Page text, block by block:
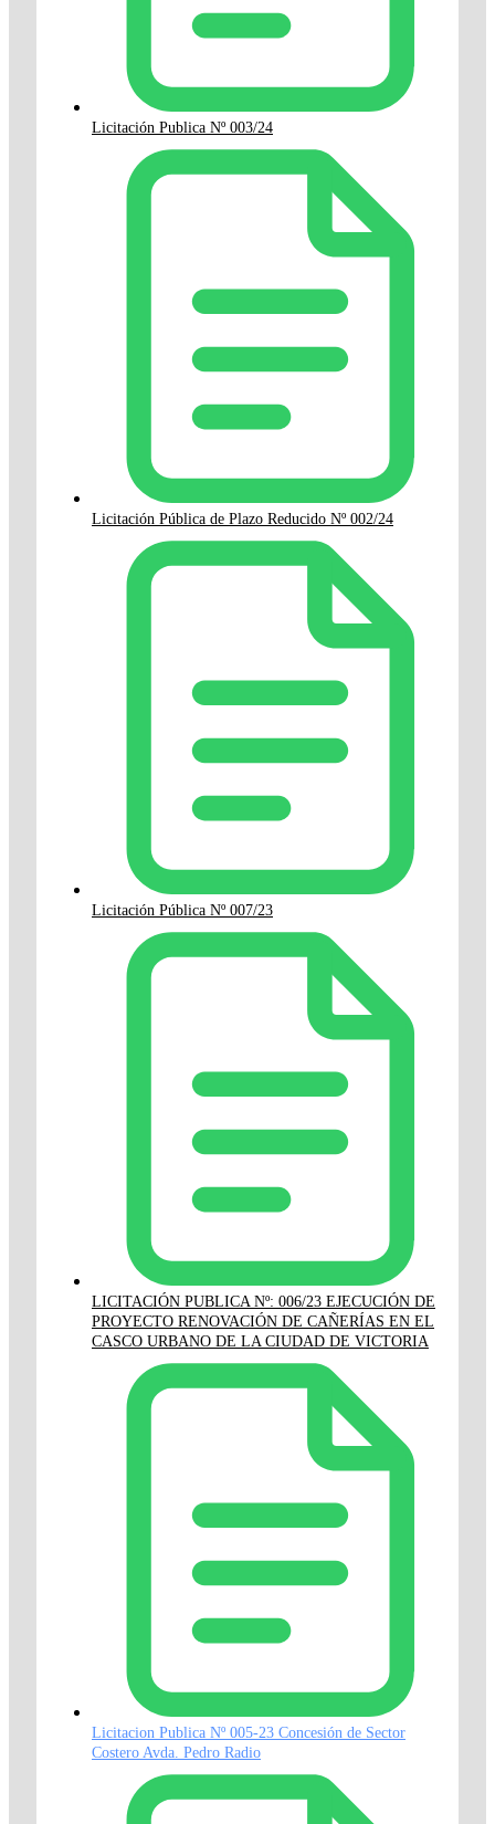
Licitación Publica Nº 003/24
Licitación Pública de Plazo Reducido Nº 002/24
Licitación Pública Nº 007/23
LICITACIÓN PUBLICA Nº: 006/23 EJECUCIÓN DE
PROYECTO RENOVACIÓN DE CAÑERÍAS EN EL
CASCO URBANO DE LA CIUDAD DE VICTORIA
Licitacion Publica Nº 005-23 Concesión de Sector
Costero Avda. Pedro Radio